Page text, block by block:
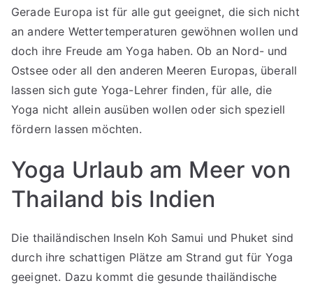
Gerade Europa ist für alle gut geeignet, die sich nicht
an andere Wettertemperaturen gewöhnen wollen und
doch ihre Freude am Yoga haben. Ob an Nord- und
Ostsee oder all den anderen Meeren Europas, überall
lassen sich gute Yoga-Lehrer finden, für alle, die
Yoga nicht allein ausüben wollen oder sich speziell
fördern lassen möchten.
Yoga Urlaub am Meer von
Thailand bis Indien
Die thailändischen Inseln Koh Samui und Phuket sind
durch ihre schattigen Plätze am Strand gut für Yoga
geeignet. Dazu kommt die gesunde thailändische